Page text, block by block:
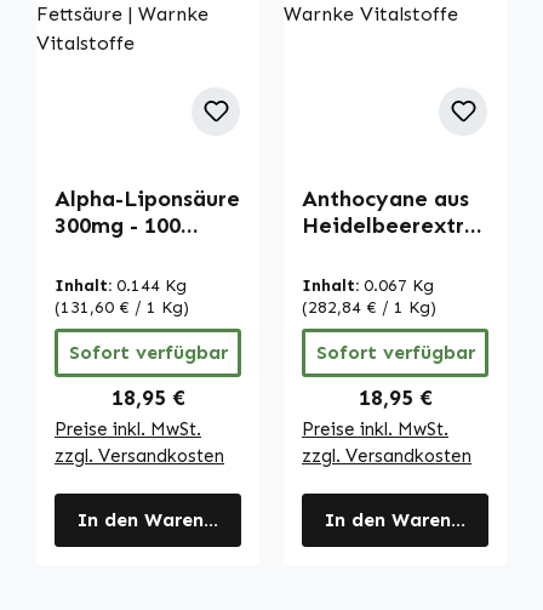
Alpha-Liponsäure
300mg - 100
schwefelhaltige
Fettsäure |
Warnke
Vitalstoffe
Inhalt: 0.144 Kg
(131,60 € / 1 Kg)
Sofort verfügbar
Regulärer Preis:
18,95 €
Preise inkl. MwSt.
zzgl. Versandkosten
In den Warenkorb
Anthocyane aus
Heidelbeerextra
vegan | Warnke
Vitalstoffe
Inhalt: 0.067 Kg
(282,84 € / 1 Kg)
Sofort verfügbar
Regulärer Preis:
18,95 €
Preise inkl. MwSt.
zzgl. Versandkosten
In den Warenkorb